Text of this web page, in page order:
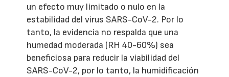
un efecto muy limitado o nulo en la
estabilidad del virus SARS-CoV-2. Por lo
tanto, la evidencia no respalda que una
humedad moderada (RH 40-60%) sea
beneficiosa para reducir la viabilidad del
SARS-CoV-2, por lo tanto, la humidificación